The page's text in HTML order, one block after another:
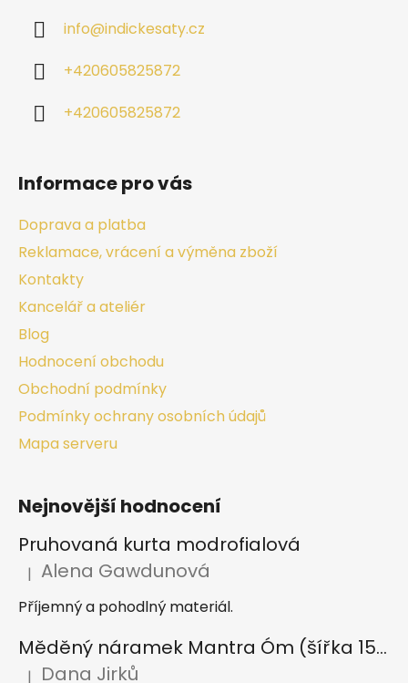
info@indickesaty.cz
+420605825872
+420605825872
Informace pro vás
Doprava a platba
Reklamace, vrácení a výměna zboží
Kontakty
Kancelář a ateliér
Blog
Hodnocení obchodu
Obchodní podmínky
Podmínky ochrany osobních údajů
Mapa serveru
Nejnovější hodnocení
Pruhovaná kurta modrofialová
Hodnocení produktu je 5 z 5 hvězdiček.
| Alena Gawdunová
Příjemný a pohodlný materiál.
Měděný náramek Mantra Óm (šířka 15 mm)
| Dana Jirků